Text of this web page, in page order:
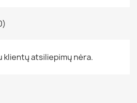
klientų atsiliepimų nėra.